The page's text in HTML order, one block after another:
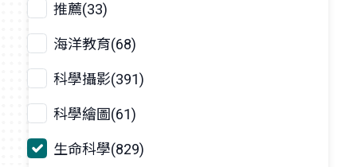
推薦(33)
海洋教育(68)
科學攝影(391)
科學繪圖(61)
生命科學(829)